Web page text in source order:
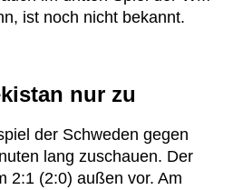
ist noch nicht bekannt.
nur zu
der Schweden gegen
lang zuschauen. Der
2:1 (2:0) außen vor. Am